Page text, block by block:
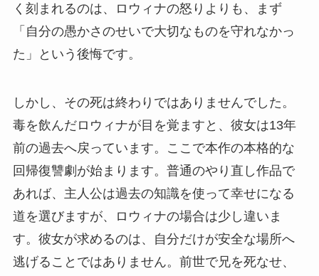
く刻まれるのは、ロウィナの怒りよりも、まず
「自分の愚かさのせいで大切なものを守れなかっ
た」という後悔です。
しかし、その死は終わりではありませんでした。
毒を飲んだロウィナが目を覚ますと、彼女は13年
前の過去へ戻っています。ここで本作の本格的な
回帰復讐劇が始まります。普通のやり直し作品で
あれば、主人公は過去の知識を使って幸せになる
道を選びますが、ロウィナの場合は少し違いま
す。彼女が求めるのは、自分だけが安全な場所へ
逃げることではありません。前世で兄を死なせ、